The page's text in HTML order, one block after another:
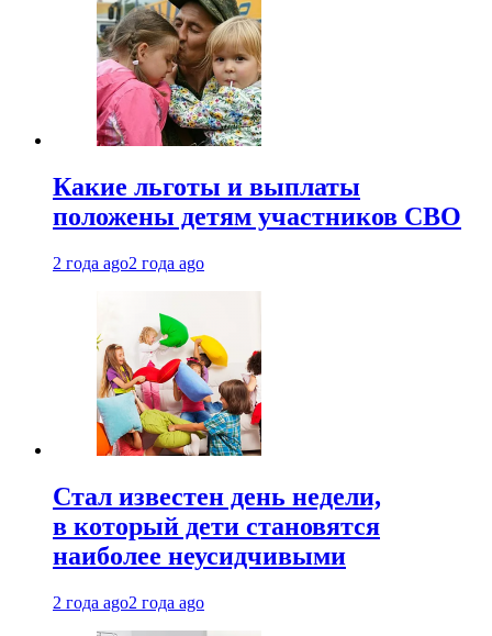
Какие льготы и выплаты
положены детям участников СВО
2 года ago2 года ago
Стал известен день недели,
в который дети становятся
наиболее неусидчивыми
2 года ago2 года ago